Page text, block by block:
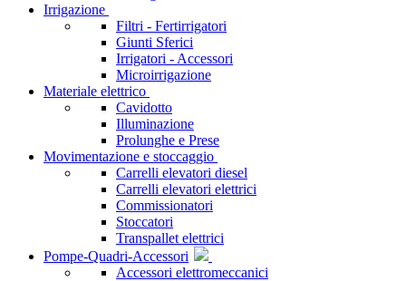
Irrigazione
Filtri - Fertirrigatori
Giunti Sferici
Irrigatori - Accessori
Microirrigazione
Materiale elettrico
Cavidotto
Illuminazione
Prolunghe e Prese
Movimentazione e stoccaggio
Carrelli elevatori diesel
Carrelli elevatori elettrici
Commissionatori
Stoccatori
Transpallet elettrici
Pompe-Quadri-Accessori
Accessori elettromeccanici